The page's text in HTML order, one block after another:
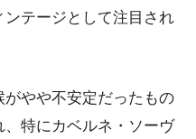
テージとして注目され
やや不安定だったもの
特にカベルネ・ソーヴ